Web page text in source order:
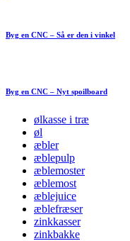
Byg en CNC – Så er den i vinkel
Byg en CNC – Nyt spoilboard
ølkasse i træ
øl
æbler
æblepulp
æblemoster
æblemost
æblejuice
æblefræser
zinkkasser
zinkbakke